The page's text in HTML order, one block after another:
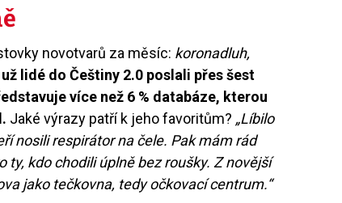
novotvarů za měsíc: koronadluh,
lidé do Češtiny 2.0 poslali přes šest
více než 6 % databáze, kterou
Jaké výrazy patří k jeho favoritům? „Líbilo
nosili respirátor na čele. Pak mám rád
kdo chodili úplně bez roušky. Z novější
jako tečkovna, tedy očkovací centrum.“